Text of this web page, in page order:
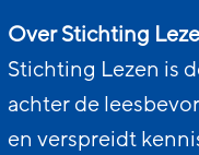
Over Stichting
Stichting Lezen is
achter de
en verspreidt